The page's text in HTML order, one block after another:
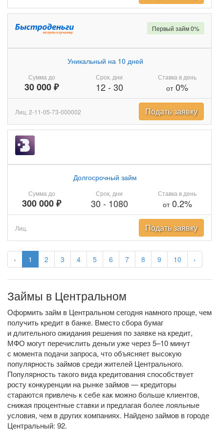
‹ 1 2 3 4 5 6 7 8 9 10 ›
Сумма до
30 000 ₽
Уникальный на 10 дней
Срок, дни
12- 30
Ставка в день
от0%
Первый займ 0%
Лиц. 2-11-05-73-000002 Подать заявку
Сумма до
300 000 ₽
Долгосрочный займ
Срок, дни
30 - 1080
Ставка в день
от0.2%
Лиц. Подать заявку
Займы в Центральном
Оформить займ в Центральном сегодня намного проще, чем
получить кредит в банке. Вместо сбора бумаг
и длительного ожидания решения по заявке на кредит,
МФО могут перечислить деньги уже через 5–10 минут
с момента подачи запроса, что объясняет высокую
популярность займов среди жителей Центрального.
Популярность такого вида кредитования способствует
росту конкуренции на рынке займов — кредиторы
стараются привлечь к себе как можно больше клиентов,
снижая процентные ставки и предлагая более лояльные
условия, чем в других компаниях. Найдено займов в городе
Центральный: 92.